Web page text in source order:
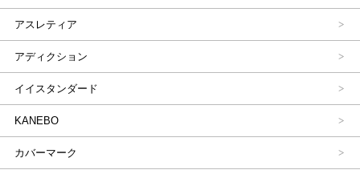
アスレティア
アディクション
イイスタンダード
KANEBO
カバーマーク